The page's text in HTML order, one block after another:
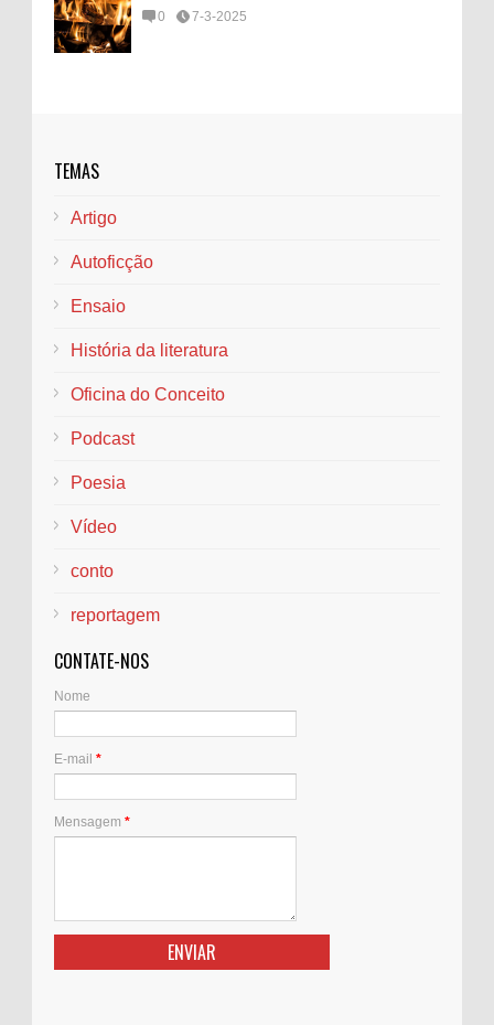
0 7-3-2025
e " magazine ", e se refere a revistas produzidas por e pa...
Quem é Pai Naldo?
nomes, formas e sentidos se confundiam numa
TEMAS
Artigo
Autoficção
Ensaio
História da literatura
Oficina do Conceito
Podcast
Poesia
Vídeo
conto
reportagem
CONTATE-NOS
Nome
E-mail *
Mensagem *